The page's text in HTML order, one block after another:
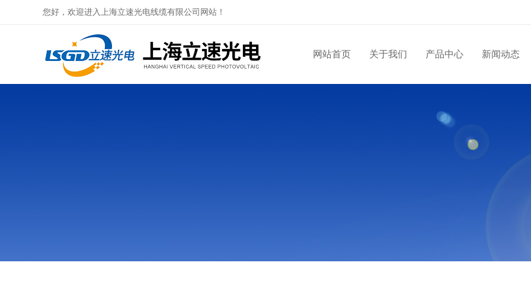
您好，欢迎进入上海立速光电线缆有限公司网站！
网站首页 关于我们 产品中心 新闻动态